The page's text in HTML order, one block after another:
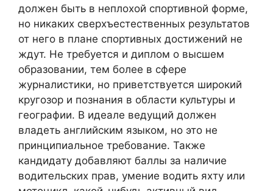
должен быть в неплохой спортивной форме,
но никаких сверхъестественных результатов
от него в плане спортивных достижений не
ждут. Не требуется и диплом о высшем
образовании, тем более в сфере
журналистики, но приветствуется широкий
кругозор и познания в области культуры и
географии. В идеале ведущий должен
владеть английским языком, но это не
принципиальное требование. Также
кандидату добавляют баллы за наличие
водительских прав, умение водить яхту или